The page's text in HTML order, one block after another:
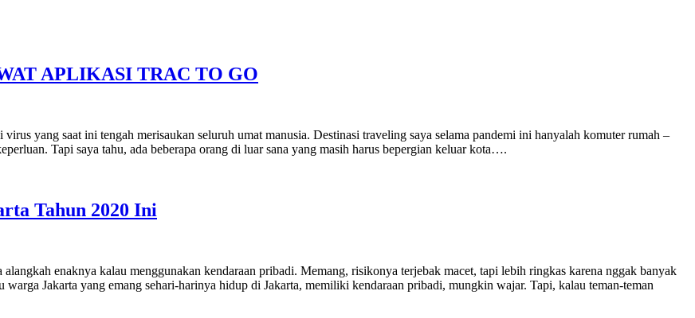
APLIKASI TRAC TO GO
yang saat ini tengah merisaukan seluruh umat manusia. Destinasi traveling saya selama pandemi ini hanyalah komuter rumah –
Tapi saya tahu, ada beberapa orang di luar sana yang masih harus bepergian keluar kota….
Tahun 2020 Ini
enaknya kalau menggunakan kendaraan pribadi. Memang, risikonya terjebak macet, tapi lebih ringkas karena nggak banyak
Jakarta yang emang sehari-harinya hidup di Jakarta, memiliki kendaraan pribadi, mungkin wajar. Tapi, kalau teman-teman